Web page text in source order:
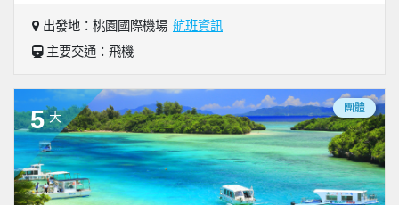
出發地：桃園國際機場 航班資訊
主要交通：飛機
5 天
團體